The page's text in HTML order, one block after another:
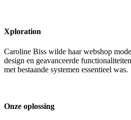
Xploration
Caroline Biss wilde haar webshop
design en geavanceerde
met bestaande systemen essentieel was.
Onze oplossing